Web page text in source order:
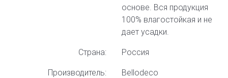
основе. Вся продукция
100% влагостойкая и не
дает усадки.
Страна: Россия
Производитель: Bellodeco